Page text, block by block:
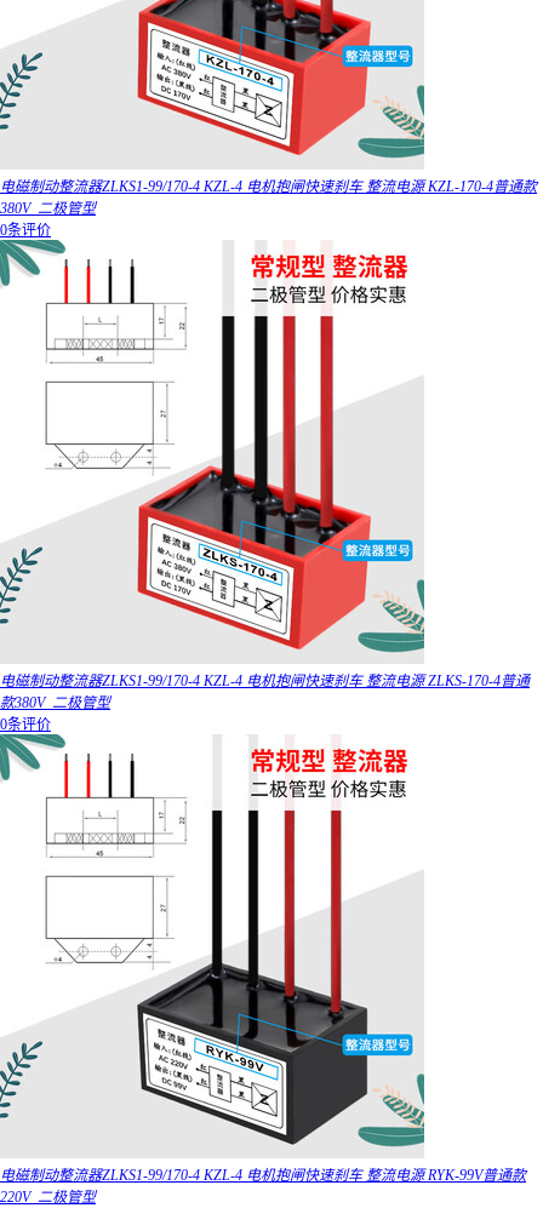
电磁制动整流器ZLKS1-99/170-4 KZL-4 电机抱闸快速刹车 整流电源 KZL-170-4普通款
380V_二极管型
0条评价
电磁制动整流器ZLKS1-99/170-4 KZL-4 电机抱闸快速刹车 整流电源 ZLKS-170-4普通
款380V_二极管型
0条评价
电磁制动整流器ZLKS1-99/170-4 KZL-4 电机抱闸快速刹车 整流电源 RYK-99V普通款
220V_二极管型